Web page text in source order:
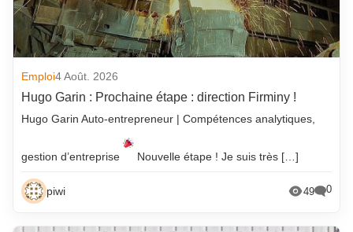
Emploi4 Août. 2026
Hugo Garin : Prochaine étape : direction Firminy !
Hugo Garin Auto-entrepreneur | Compétences analytiques,
gestion d’entreprise Nouvelle étape ! Je suis très […]
piwi 49 0